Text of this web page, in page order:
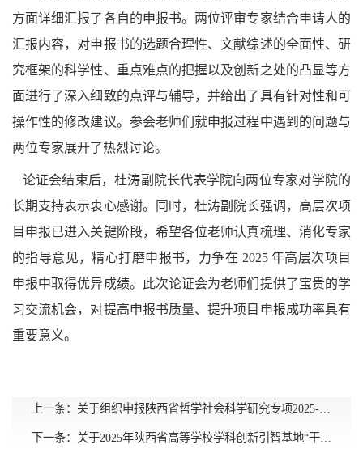
方面详细汇报了各自的申报书。两位评审专家结合申请人的
汇报内容，对申报书的选题合理性、文献综述的全面性、研
究框架的科学性、重点难点的把握以及创新之处的凸显等方
面进行了深入细致的点评与辅导，并给出了具有针对性和可
操作性的修改建议。参会老师们就申报过程中遇到的问题与
两位专家展开了热烈讨论。
论证会结束后，杜涛副院长代表学院向两位专家对学院的
长期支持表示衷心感谢。同时，杜涛副院长强调，高层次项
目申报已进入关键阶段，希望各位老师认真梳理、消化专家
的指导意见，精心打磨申报书，力争在 2025 年高层次项目
申报中取得优异成绩。此次论证会为老师们提供了宝贵的学
习交流机会，对提高申报书质量、提升项目申报成功率具有
重要意义。
上一条：
下一条：